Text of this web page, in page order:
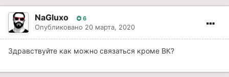
NaGluxo 6
Опубликовано 20 марта, 2020
Здравствуйте как можно связаться кроме ВК?